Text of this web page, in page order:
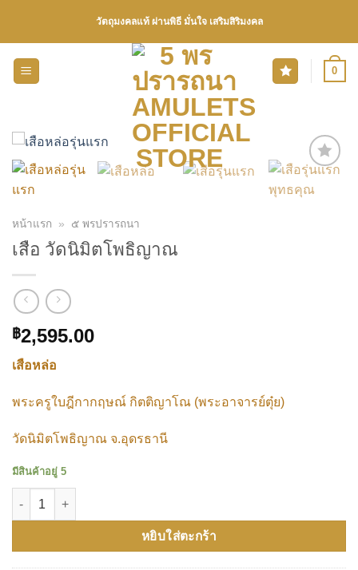
วัตถุมงคลแท้ ผ่านพิธี มั่นใจ เสริมสิริมงคล
0
เพิ่มรายการโปรด
หน้าแรก » ๕ พรปรารถนา
เสือ วัดนิมิตโพธิญาณ
฿2,595.00
เสือหล่อ
พระครูใบฎีกากฤษณ์ กิตติญาโณ (พระอาจารย์ตุ๋ย)
วัดนิมิตโพธิญาณ จ.อุดรธานี
มีสินค้าอยู่ 5
จำนวน เสือ วัดนิมิตโพธิญาณ ชิ้น
หยิบใส่ตะกร้า